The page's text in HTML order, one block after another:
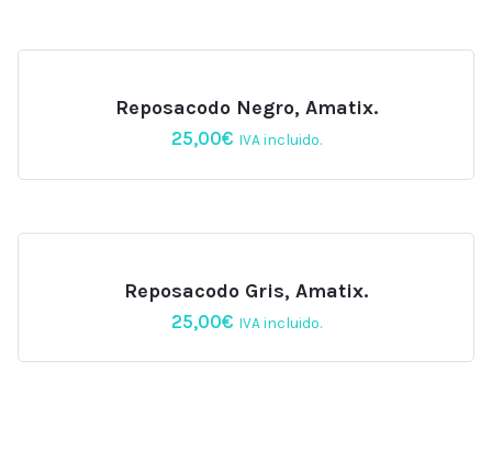
Reposacodo Negro, Amatix.
25,00€ IVA incluido.
Reposacodo Gris, Amatix.
25,00€ IVA incluido.